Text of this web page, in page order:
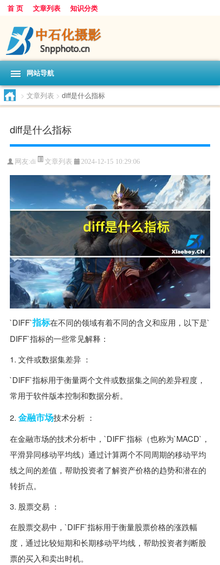
首 页 文章列表 知识分类
网站导航
> 文章列表 > diff是什么指标
diff是什么指标
网友:di 文章列表 2024-12-15 10:29:06
`DIFF`指标在不同的领域有着不同的含义和应用，以下是`
DIFF`指标的一些常见解释：
1. 文件或数据集差异 ：
`DIFF`指标用于衡量两个文件或数据集之间的差异程度，
常用于软件版本控制和数据分析。
2. 金融市场技术分析 ：
在金融市场的技术分析中，`DIFF`指标（也称为`MACD`，
平滑异同移动平均线）通过计算两个不同周期的移动平均
线之间的差值，帮助投资者了解资产价格的趋势和潜在的
转折点。
3. 股票交易 ：
在股票交易中，`DIFF`指标用于衡量股票价格的涨跌幅
度，通过比较短期和长期移动平均线，帮助投资者判断股
票的买入和卖出时机。